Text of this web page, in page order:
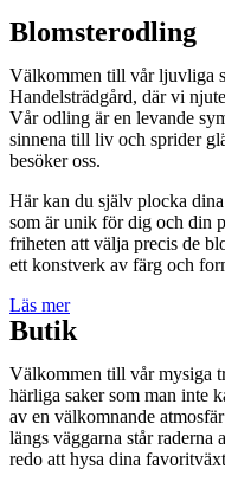
Blomsterodling
Välkommen till vår ljuvliga
Handelsträdgård, där vi
Vår odling är en levande
sinnena till liv och sprider
besöker oss.
Här kan du själv plocka
som är unik för dig och din
friheten att välja precis de
ett konstverk av färg och
Läs mer
Butik
Välkommen till vår mysiga
härliga saker som man inte
av en välkomnande
längs väggarna står
redo att hysa dina